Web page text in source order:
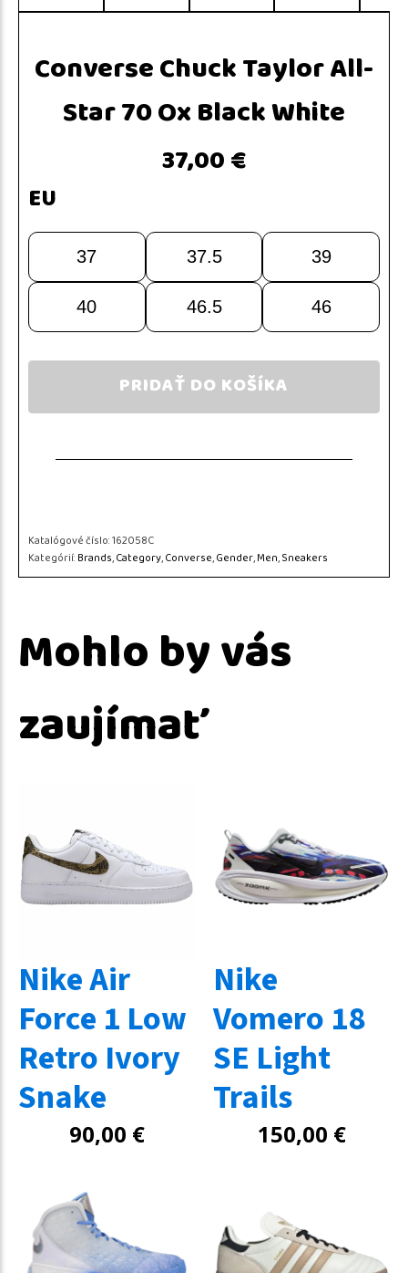
Converse Chuck Taylor All-
Star 70 Ox Black White
37,00 €
EU
37 37.5 39
40 46.5 46
PRIDAŤ DO KOŠÍKA
Katalógové číslo:162058C
Kategórií:Brands,Category,Converse,Gender,Men,Sneakers
Mohlo by vás
zaujímať
Nike Air
Force 1 Low
Retro Ivory
Snake
90,00 €
Nike
Vomero 18
SE Light
Trails
150,00 €